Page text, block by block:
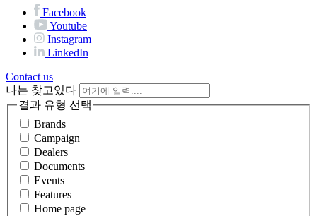
Facebook
Youtube
Instagram
LinkedIn
Contact us
나는 찾고있다
결과 유형 선택
Brands
Campaign
Dealers
Documents
Events
Features
Home page